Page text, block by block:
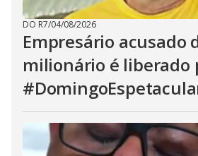
DO R7/04/08/2026
Empresário acusado
milionário é liberado